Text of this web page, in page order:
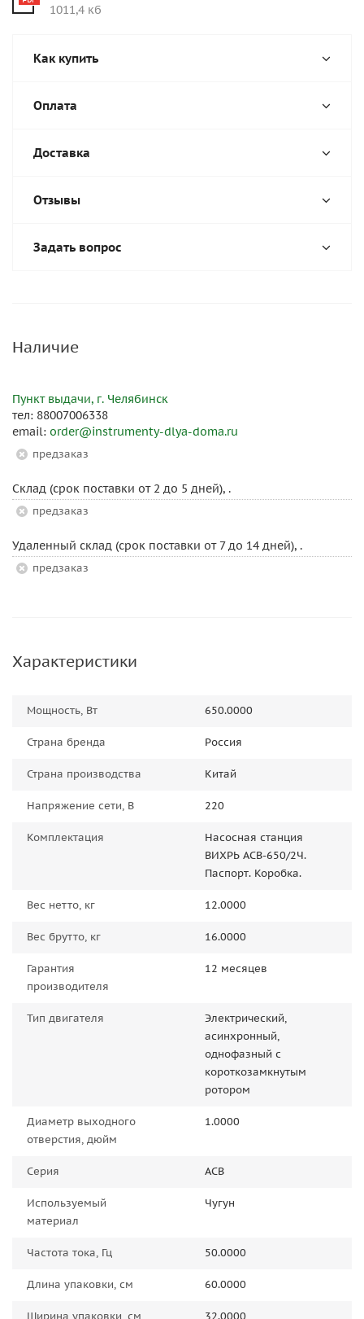
1011,4 кб
Как купить
Оплата
Доставка
Отзывы
Задать вопрос
Наличие
Пункт выдачи, г. Челябинск
тел: 88007006338
email: order@instrumenty-dlya-doma.ru
Предзаказ
Склад (срок поставки от 2 до 5 дней), .
Предзаказ
Удаленный склад (срок поставки от 7 до 14 дней), .
Предзаказ
Характеристики
Мощность, Вт 650.0000
Страна бренда Россия
Страна производства Китай
Напряжение сети, В 220
Комплектация
Насосная станция
ВИХРЬ АСВ-650/2Ч.
Паспорт. Коробка.
Вес нетто, кг 12.0000
Вес брутто, кг 16.0000
Гарантия
производителя
12 месяцев
Тип двигателя
Электрический,
асинхронный,
однофазный с
короткозамкнутым
ротором
Диаметр выходного
отверстия, дюйм
1.0000
Серия АСВ
Используемый
материал
Чугун
Частота тока, Гц 50.0000
Длина упаковки, см 60.0000
Ширина упаковки, см 32.0000